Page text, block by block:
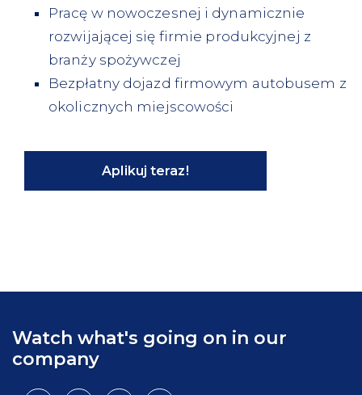
Pracę w nowoczesnej i dynamicznie
rozwijającej się firmie produkcyjnej z
branży spożywczej
Bezpłatny dojazd firmowym autobusem z
okolicznych miejscowości
Aplikuj teraz!
Watch what's going on in our
company